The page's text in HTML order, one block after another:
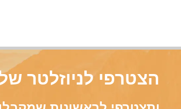
הצטרפי לניוזלטר